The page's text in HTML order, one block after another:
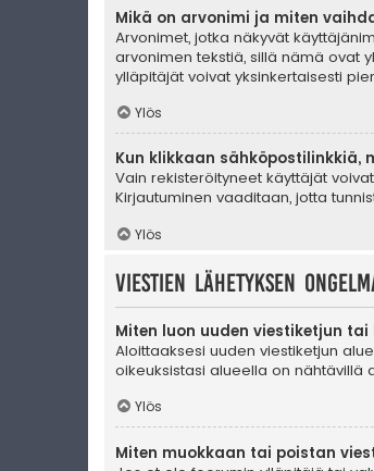
Mikä on arvonimi ja miten
Arvonimet, jotka näkyvät
arvonimen tekstiä, sillä nämä ovat
ylläpitäjät voivat yksinkertaisesti
Ylös
Kun klikkaan sähköpostilinkkiä,
Vain rekisteröityneet käyttäjät
Kirjautuminen vaaditaan, jotta
Ylös
Viestien lähetyksen
Miten luon uuden viestiketjun
Aloittaaksesi uuden viestiketjun
oikeuksistasi alueella on nähtävillä
Ylös
Miten muokkaan tai poistan